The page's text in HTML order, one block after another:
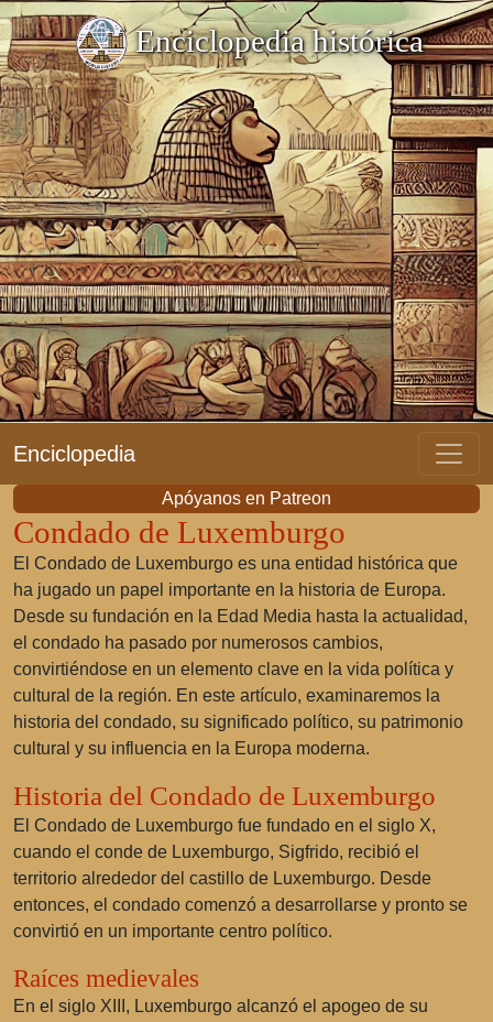
Enciclopedia histórica
Enciclopedia
Apóyanos en Patreon
Condado de Luxemburgo
El Condado de Luxemburgo es una entidad histórica que
ha jugado un papel importante en la historia de Europa.
Desde su fundación en la Edad Media hasta la actualidad,
el condado ha pasado por numerosos cambios,
convirtiéndose en un elemento clave en la vida política y
cultural de la región. En este artículo, examinaremos la
historia del condado, su significado político, su patrimonio
cultural y su influencia en la Europa moderna.
Historia del Condado de Luxemburgo
El Condado de Luxemburgo fue fundado en el siglo X,
cuando el conde de Luxemburgo, Sigfrido, recibió el
territorio alrededor del castillo de Luxemburgo. Desde
entonces, el condado comenzó a desarrollarse y pronto se
convirtió en un importante centro político.
Raíces medievales
En el siglo XIII, Luxemburgo alcanzó el apogeo de su